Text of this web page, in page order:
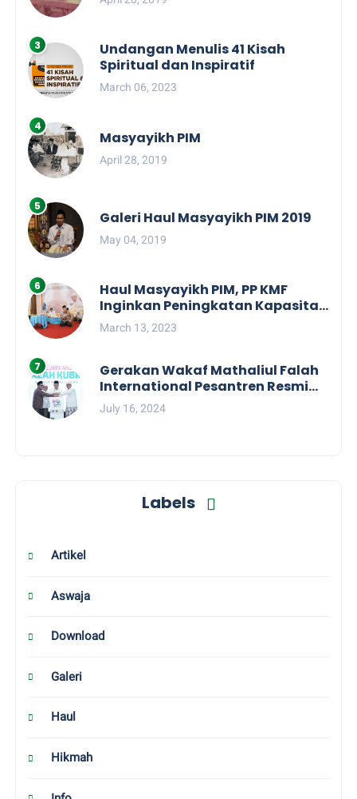
Undangan Menulis 41 Kisah
Spiritual dan Inspiratif
March 06, 2023
Masyayikh PIM
April 28, 2019
Galeri Haul Masyayikh PIM 2019
May 04, 2019
Haul Masyayikh PIM, PP KMF
Inginkan Peningkatan Kapasitas
dan Kolaborasi Semua KMF
Daerah
March 13, 2023
Gerakan Wakaf Mathaliul Falah
International Pesantren Resmi
Diluncurkan
July 16, 2024
Labels
Artikel
Aswaja
Download
Galeri
Haul
Hikmah